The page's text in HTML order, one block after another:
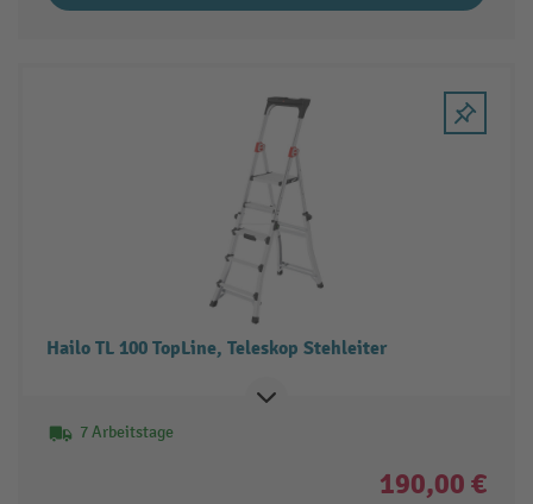
Hailo TL 100 TopLine, Teleskop Stehleiter
7 Arbeitstage
190,00 €